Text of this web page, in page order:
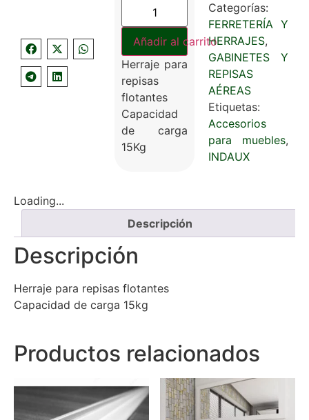
Añadir al carrito
Herraje para
repisas
flotantes
Capacidad
de carga
15Kg
Categorías:
FERRETERÍA Y
HERRAJES,
GABINETES Y
REPISAS
AÉREAS
Etiquetas:
Accesorios
para muebles,
INDAUX
Loading...
Descripción
Descripción
Herraje para repisas flotantes
Capacidad de carga 15kg
Productos relacionados